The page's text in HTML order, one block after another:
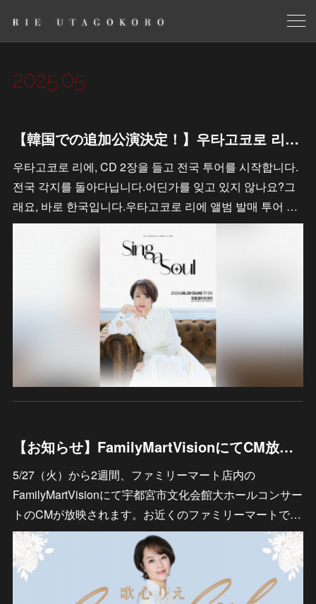
2025.05
【韓国での追加公演決定！】우타고코로 리에 콘서트 투어 추가 공연 결정!
우타고코로 리에, CD 2장을 들고 전국 투어를 시작합니다.
전국 각지를 돌아다닙니다.어딘가를 잊고 있지 않나요?그
래요, 바로 한국입니다.우타고코로 리에 앨범 발매 투어 …
【お知らせ】FamilyMartVisionにてCM放映が決定！
5/27（火）から2週間、ファミリーマート店内の
FamilyMartVisionにて宇都宮市文化会館大ホールコンサー
トのCMが放映されます。お近くのファミリーマートで…